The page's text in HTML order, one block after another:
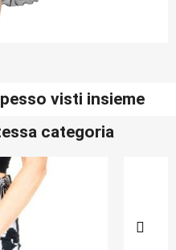
visti insieme
categoria